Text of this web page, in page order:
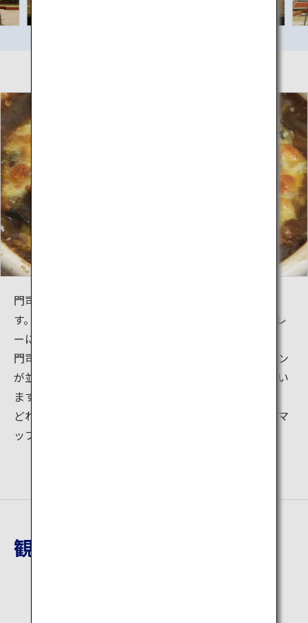
門司港レトロに行けば焼カレーがランチの第一候補で
す。とろけるチーズや半熟の卵がスパイスの効いたカレ
ーに絡まり、カレーの美味しさを一層引き立てます。
門司港駅からすぐの場所には、焼きカレーのレストラン
が並び、各店がそれぞれ個性ある焼カレーを提供してい
ます。
どれにするか悩むときは、各施設にある「焼きカレーマ
ップ」を入手して、自分好みの味を見つけましょう！
観光地詳細